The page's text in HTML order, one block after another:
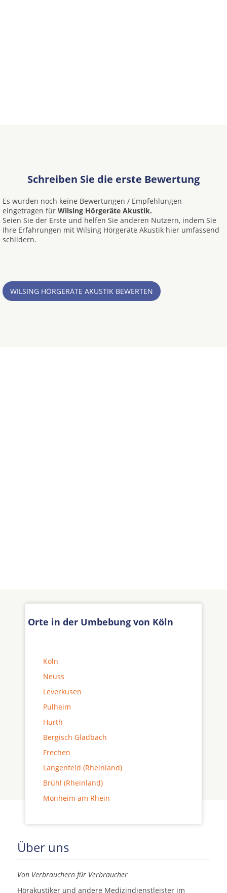
Schreiben Sie die erste Bewertung
Es wurden noch keine Bewertungen / Empfehlungen
eingetragen für Wilsing Hörgeräte Akustik.
Seien Sie der Erste und helfen Sie anderen Nutzern, indem Sie
Ihre Erfahrungen mit Wilsing Hörgeräte Akustik hier umfassend
schildern.
WILSING HÖRGERÄTE AKUSTIK BEWERTEN
Orte in der Umbebung von Köln
Köln
Neuss
Leverkusen
Pulheim
Hürth
Bergisch Gladbach
Frechen
Langenfeld (Rheinland)
Brühl (Rheinland)
Monheim am Rhein
Über uns
Von Verbrauchern für Verbraucher
Hörakustiker und andere Medizindienstleister im